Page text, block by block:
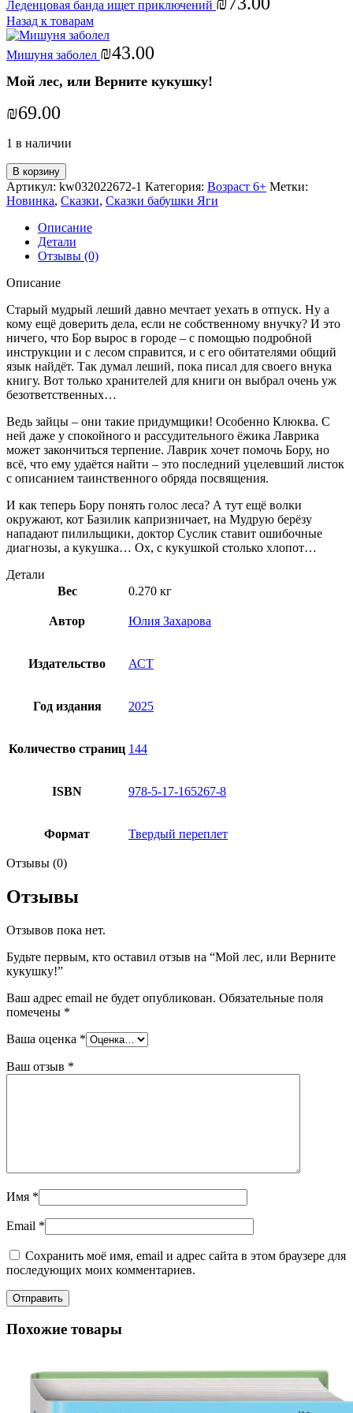
Леденцовая банда ищет приключений
Назад к товарам
Мишуня заболел ₪43.00
Мой лес, или Верните кукушку!
₪69.00
1 в наличии
В корзину
Артикул: kw032022672-1 Категория: Возраст 6+ Метки:
Новинка, Сказки, Сказки бабушки Яги
Описание
Детали
Отзывы (0)
Описание
Старый мудрый леший давно мечтает уехать в отпуск. Ну а
кому ещё доверить дела, если не собственному внучку? И это
ничего, что Бор вырос в городе – с помощью подробной
инструкции и с лесом справится, и с его обитателями общий
язык найдёт. Так думал леший, пока писал для своего внука
книгу. Вот только хранителей для книги он выбрал очень уж
безответственных…
Ведь зайцы – они такие придумщики! Особенно Клюква. С
ней даже у спокойного и рассудительного ёжика Лаврика
может закончиться терпение. Лаврик хочет помочь Бору, но
всё, что ему удаётся найти – это последний уцелевший листок
с описанием таинственного обряда посвящения.
И как теперь Бору понять голос леса? А тут ещё волки
окружают, кот Базилик капризничает, на Мудрую берёзу
нападают пилильщики, доктор Суслик ставит ошибочные
диагнозы, а кукушка… Ох, с кукушкой столько хлопот…
Детали
Вес
0.270 кг
Автор Юлия Захарова
Издательство АСТ
Год издания 2025
Количество страниц 144
ISBN 978-5-17-165267-8
Формат Твердый переплет
Отзывы (0)
Отзывы
Отзывов пока нет.
Будьте первым, кто оставил отзыв на “Мой лес, или Верните
кукушку!”
Ваш адрес email не будет опубликован. Обязательные поля
помечены *
Ваша оценка *
Ваш отзыв *
Имя *
Email *
Сохранить моё имя, email и адрес сайта в этом браузере для
последующих моих комментариев.
Похожие товары